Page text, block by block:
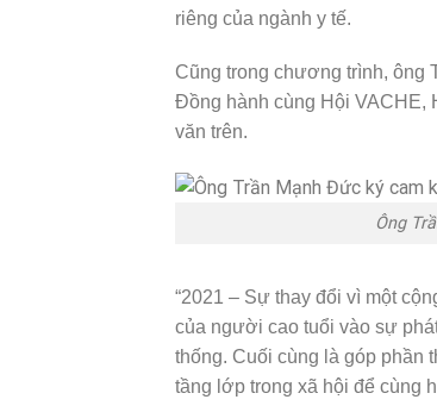
riêng của ngành y tế.
Cũng trong chương trình, ông
Đồng hành cùng Hội VACHE,
văn trên.
Ông
“2021 – Sự thay đổi vì một
của người cao tuổi vào sự
thống. Cuối cùng là góp phần
tầng lớp trong xã hội để cùng